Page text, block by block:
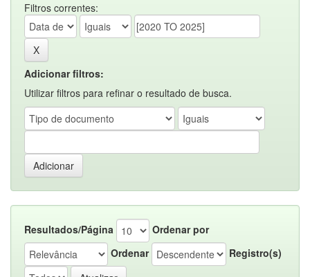
Filtros correntes:
Adicionar filtros:
Utilizar filtros para refinar o resultado de busca.
Resultados/Página
Ordenar por
Ordenar
Registro(s)